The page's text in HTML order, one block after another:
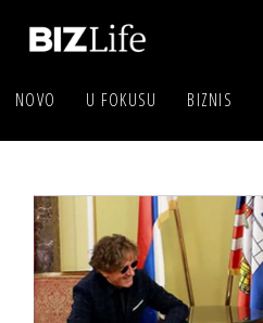
NOVO U FOKUSU BIZNIS